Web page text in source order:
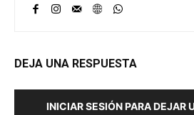
DEJA UNA RESPUESTA
INICIAR SESIÓN PARA DEJAR